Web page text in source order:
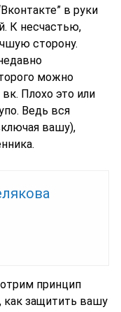
в руки
К несчастью,
сторону.
можно
Плохо это или
Ведь вся
вашу),
принцип
как защитить вашу